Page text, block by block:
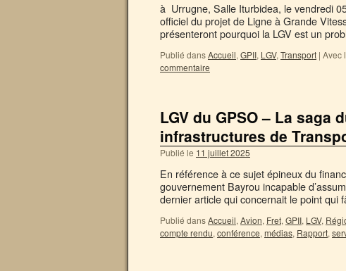
à Urrugne, Salle Iturbidea, le vendredi
officiel du projet de Ligne à Grande
présenteront pourquoi la LGV est un
Publié dansAccueil, GPII, LGV, Transport | Avec
commentaire
LGV du GPSO – La saga
infrastructures de
Publié le 11 juillet 2025
En référence à ce sujet épineux du
gouvernement Bayrou incapable
dernier article qui concernait le point qui
Publié dansAccueil, Avion, Fret, GPII, LGV,
compte rendu, conférence, médias, Rapport,